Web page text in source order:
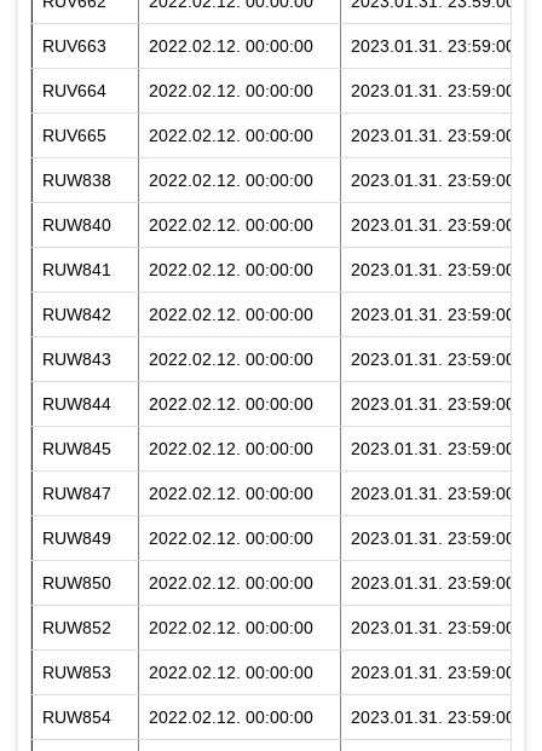
RUV663 2022.02.12. 00:00:00 2023.01.31. 23:59:00
RUV664 2022.02.12. 00:00:00 2023.01.31. 23:59:00
RUV665 2022.02.12. 00:00:00 2023.01.31. 23:59:00
RUW838 2022.02.12. 00:00:00 2023.01.31. 23:59:00
RUW840 2022.02.12. 00:00:00 2023.01.31. 23:59:00
RUW841 2022.02.12. 00:00:00 2023.01.31. 23:59:00
RUW842 2022.02.12. 00:00:00 2023.01.31. 23:59:00
RUW843 2022.02.12. 00:00:00 2023.01.31. 23:59:00
RUW844 2022.02.12. 00:00:00 2023.01.31. 23:59:00
RUW845 2022.02.12. 00:00:00 2023.01.31. 23:59:00
RUW847 2022.02.12. 00:00:00 2023.01.31. 23:59:00
RUW849 2022.02.12. 00:00:00 2023.01.31. 23:59:00
RUW850 2022.02.12. 00:00:00 2023.01.31. 23:59:00
RUW852 2022.02.12. 00:00:00 2023.01.31. 23:59:00
RUW853 2022.02.12. 00:00:00 2023.01.31. 23:59:00
RUW854 2022.02.12. 00:00:00 2023.01.31. 23:59:00